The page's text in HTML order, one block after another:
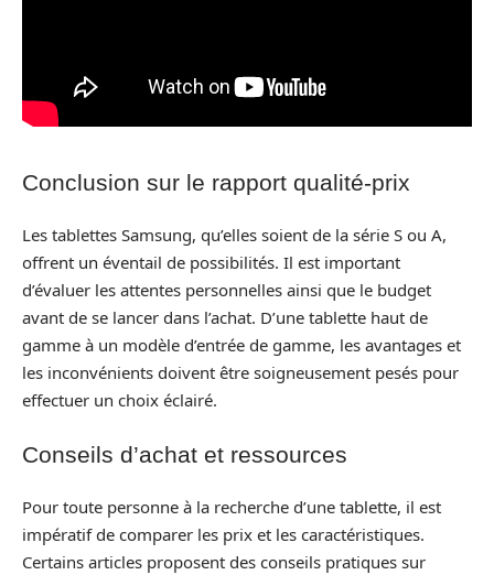
Conclusion sur le rapport qualité-prix
Les tablettes Samsung, qu’elles soient de la série S ou A,
offrent un éventail de possibilités. Il est important
d’évaluer les attentes personnelles ainsi que le budget
avant de se lancer dans l’achat. D’une tablette haut de
gamme à un modèle d’entrée de gamme, les avantages et
les inconvénients doivent être soigneusement pesés pour
effectuer un choix éclairé.
Conseils d’achat et ressources
Pour toute personne à la recherche d’une tablette, il est
impératif de comparer les prix et les caractéristiques.
Certains articles proposent des conseils pratiques sur